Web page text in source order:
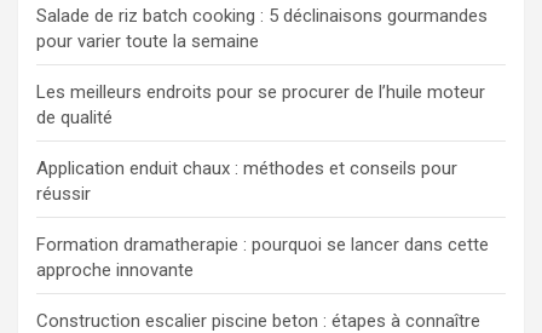
Salade de riz batch cooking : 5 déclinaisons gourmandes
pour varier toute la semaine
Les meilleurs endroits pour se procurer de l’huile moteur
de qualité
Application enduit chaux : méthodes et conseils pour
réussir
Formation dramatherapie : pourquoi se lancer dans cette
approche innovante
Construction escalier piscine beton : étapes à connaître